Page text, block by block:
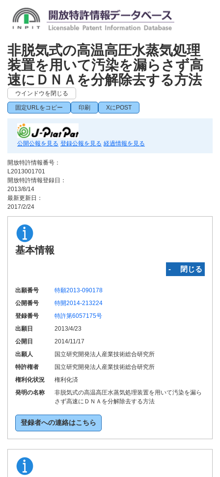
非脱気式の高温高圧水蒸気処理
装置を用いて汚染を漏らさず高
速にＤＮＡを分解除去する方法
ウインドウを閉じる
固定URLをコピー 印刷 XにPOST
公開公報を見る 登録公報を見る 経過情報を見る
開放特許情報番号：
L2013001701
開放特許情報登録日：
2013/8/14
最新更新日：
2017/2/24
基本情報
‐ 閉じる
出願番号
特願2013-090178
公開番号
特開2014-213224
登録番号
特許第6057175号
出願日
2013/4/23
公開日
2014/11/17
出願人
国立研究開発法人産業技術総合研究所
特許権者
国立研究開発法人産業技術総合研究所
権利化状況
権利化済
発明の名称
非脱気式の高温高圧水蒸気処理装置を用いて汚染を漏ら
さず高速にＤＮＡを分解除去する方法
登録者への連絡はこちら